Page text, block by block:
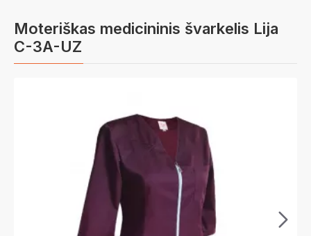
Moteriškas medicininis švarkelis Lija
C-3A-UZ